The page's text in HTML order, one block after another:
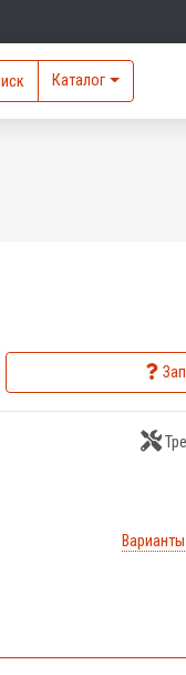
Каталог